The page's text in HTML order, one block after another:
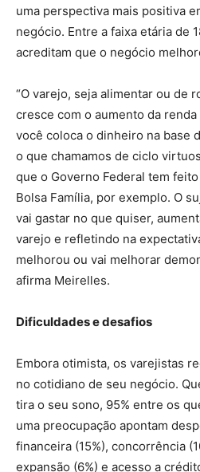
uma perspectiva mais positiva
negócio. Entre a faixa etária de
acreditam que o negócio
“O varejo, seja alimentar ou de
cresce com o aumento da renda
você coloca o dinheiro na base
o que chamamos de ciclo
que o Governo Federal tem
Bolsa Família, por exemplo. O
vai gastar no que quiser,
varejo e refletindo na
melhorou ou vai melhorar
afirma Meirelles.
Dificuldades e desafios
Embora otimista, os varejistas
no cotidiano de seu negócio.
tira o seu sono, 95% entre os
uma preocupação apontam
financeira (15%), concorrência
expansão (6%) e acesso a